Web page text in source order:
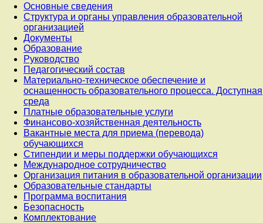
Основные сведения
Структура и органы управления образовательной
организацией
Документы
Образование
Руководство
Педагогический состав
Материально-техническое обеспечение и
оснащенность образовательного процесса. Доступная
среда
Платные образовательные услуги
Финансово-хозяйственная деятельность
Вакантные места для приема (перевода)
обучающихся
Стипендии и меры поддержки обучающихся
Международное сотрудничество
Организация питания в образовательной организации
Образовательные стандарты
Программа воспитания
Безопасность
Комплектование